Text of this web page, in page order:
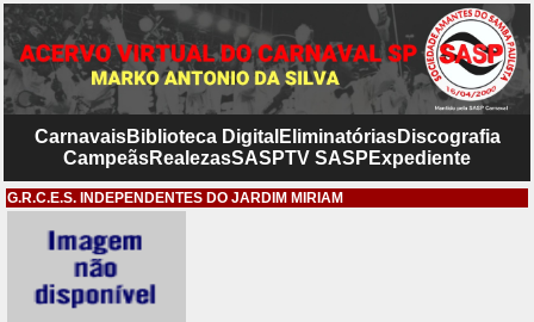
CarnavaisBiblioteca Digital EliminatóriasDiscografia
CampeãsRealezasSASPTV SASP Expediente
G.R.C.E.S. INDEPENDENTES DO JARDIM MIRIAM